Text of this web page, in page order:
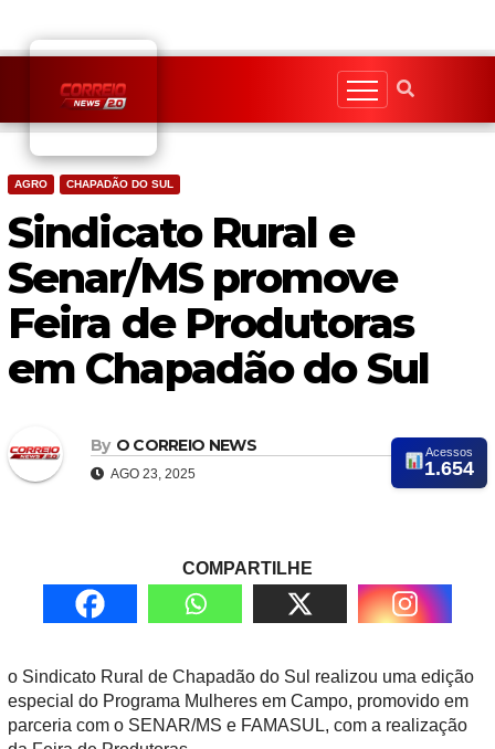
content
AGRO CHAPADÃO DO SUL
Sindicato Rural e
Senar/MS promove
Feira de Produtoras
em Chapadão do Sul
By O CORREIO NEWS
AGO 23, 2025
Acessos
1.654
COMPARTILHE
o Sindicato Rural de Chapadão do Sul realizou uma edição
especial do Programa Mulheres em Campo, promovido em
parceria com o SENAR/MS e FAMASUL, com a realização